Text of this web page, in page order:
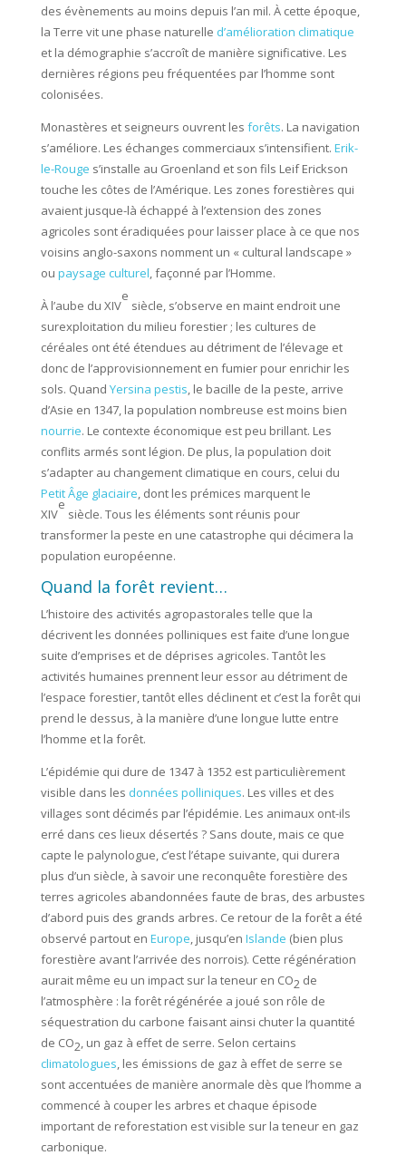
des évènements au moins depuis l’an mil. À cette époque,
la Terre vit une phase naturelle d’amélioration climatique
et la démographie s’accroît de manière significative. Les
dernières régions peu fréquentées par l’homme sont
colonisées.
Monastères et seigneurs ouvrent les forêts. La navigation
s’améliore. Les échanges commerciaux s’intensifient. Erik-
le-Rouge s’installe au Groenland et son fils Leif Erickson
touche les côtes de l’Amérique. Les zones forestières qui
avaient jusque-là échappé à l’extension des zones
agricoles sont éradiquées pour laisser place à ce que nos
voisins anglo-saxons nomment un « cultural landscape »
ou paysage culturel, façonné par l’Homme.
À l’aube du XIV
e
siècle, s’observe en maint endroit une
surexploitation du milieu forestier ; les cultures de
céréales ont été étendues au détriment de l’élevage et
donc de l’approvisionnement en fumier pour enrichir les
sols. Quand Yersina pestis, le bacille de la peste, arrive
d’Asie en 1347, la population nombreuse est moins bien
nourrie. Le contexte économique est peu brillant. Les
conflits armés sont légion. De plus, la population doit
s’adapter au changement climatique en cours, celui du
Petit Âge glaciaire, dont les prémices marquent le
XIV
e
siècle. Tous les éléments sont réunis pour
transformer la peste en une catastrophe qui décimera la
population européenne.
Quand la forêt revient…
L’histoire des activités agropastorales telle que la
décrivent les données polliniques est faite d’une longue
suite d’emprises et de déprises agricoles. Tantôt les
activités humaines prennent leur essor au détriment de
l’espace forestier, tantôt elles déclinent et c’est la forêt qui
prend le dessus, à la manière d’une longue lutte entre
l’homme et la forêt.
L’épidémie qui dure de 1347 à 1352 est particulièrement
visible dans les données polliniques. Les villes et des
villages sont décimés par l’épidémie. Les animaux ont-ils
erré dans ces lieux désertés ? Sans doute, mais ce que
capte le palynologue, c’est l’étape suivante, qui durera
plus d’un siècle, à savoir une reconquête forestière des
terres agricoles abandonnées faute de bras, des arbustes
d’abord puis des grands arbres. Ce retour de la forêt a été
observé partout en Europe, jusqu’en Islande (bien plus
forestière avant l’arrivée des norrois). Cette régénération
aurait même eu un impact sur la teneur en CO2 de
l’atmosphère : la forêt régénérée a joué son rôle de
séquestration du carbone faisant ainsi chuter la quantité
de CO2, un gaz à effet de serre. Selon certains
climatologues, les émissions de gaz à effet de serre se
sont accentuées de manière anormale dès que l’homme a
commencé à couper les arbres et chaque épisode
important de reforestation est visible sur la teneur en gaz
carbonique.